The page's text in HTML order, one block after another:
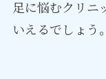
足に悩むクリニ
いえるでしょう。